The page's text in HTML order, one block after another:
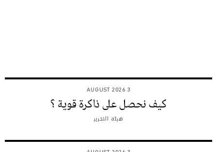
3 AUGUST 2026
كيف نحصل على ذاكرة قوية ؟
هيئة التحرير